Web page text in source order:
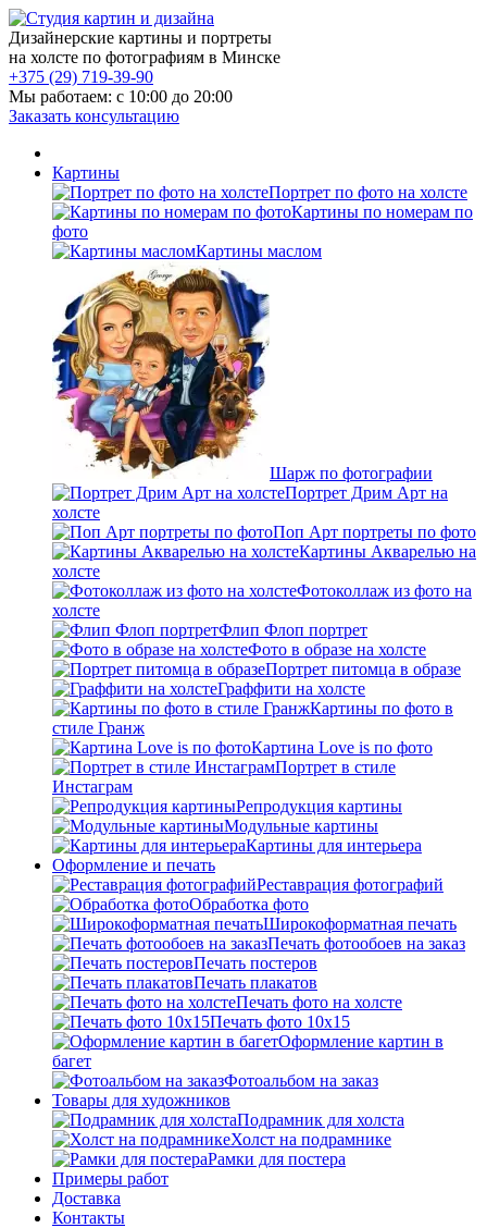
Дизайнерские картины и портреты
на холсте по фотографиям в Минске
+375 (29) 719-39-90
Мы работаем: c 10:00 до 20:00
Заказать консультацию
Картины
Портрет по фото на холсте
Картины по номерам по
фото
Картины маслом
Шарж по фотографии
Портрет Дрим Арт на
холсте
Поп Арт портреты по фото
Картины Акварелью на
холсте
Фотоколлаж из фото на
холсте
Флип Флоп портрет
Фото в образе на холсте
Портрет питомца в образе
Граффити на холсте
Картины по фото в
стиле Гранж
Картина Love is по фото
Портрет в стиле
Инстаграм
Репродукция картины
Модульные картины
Картины для интерьера
Оформление и печать
Реставрация фотографий
Обработка фото
Широкоформатная печать
Печать фотообоев на заказ
Печать постеров
Печать плакатов
Печать фото на холсте
Печать фото 10х15
Оформление картин в
багет
Фотоальбом на заказ
Товары для художников
Подрамник для холста
Холст на подрамнике
Рамки для постера
Примеры работ
Доставка
Контакты